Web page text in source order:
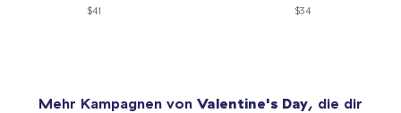
$41 $34
Mehr Kampagnen von Valentine's Day, die dir